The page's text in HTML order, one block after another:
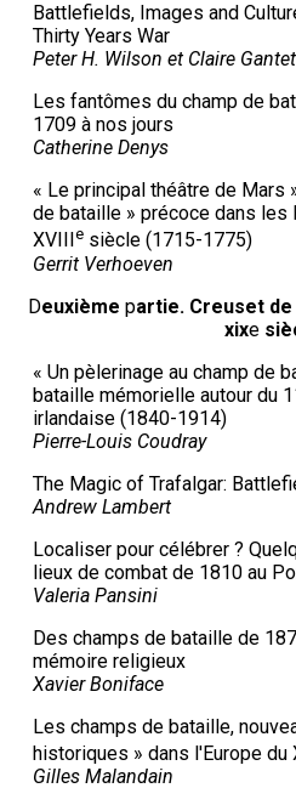
Battlefields, Images and
Thirty Years War
Peter H. Wilson et Claire Gantet
Les fantômes du champ de
1709 à nos jours
Catherine Denys
« Le principal théâtre de Mars
de bataille » précoce dans les
XVIII
esiècle (1715-1775)
Gerrit Verhoeven
Deuxième partie. Creuset de
xixe
« Un pèlerinage au champ de
bataille mémorielle autour du
irlandaise (1840-1914)
Pierre-Louis Coudray
The Magic of Trafalgar:
Andrew Lambert
Localiser pour célébrer ?
lieux de combat de 1810 au
Valeria Pansini
Des champs de bataille de
mémoire religieux
Xavier Boniface
Les champs de bataille,
historiques » dans l'Europe du
Gilles Malandain